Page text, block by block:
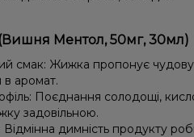
Ментол, 50мг, 30мл)
смак: Жижка пропонує
в аромат.
Поєднання солодощі,
задовільною.
димність продукту